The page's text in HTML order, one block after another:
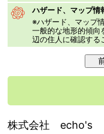
ハザード、マップ情
※ハザード、マップ
一般的な地形的傾
辺の住人に確認する
株式会社 echo's